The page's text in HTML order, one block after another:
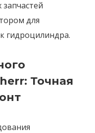
для
гидроцилиндра.
Точная